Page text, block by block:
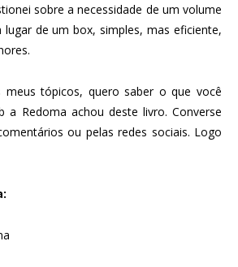
sobre a necessidade de um volume
de um box, simples, mas eficiente,
meus tópicos, quero saber o que você
a Redoma achou deste livro. Converse
ou pelas redes sociais. Logo